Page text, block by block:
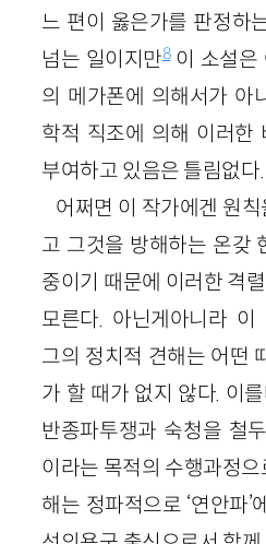
느 편이 옳은가를 판정하
넘는 일이지만8이 소설은
의 메가폰에 의해서가 아
학적 직조에 의해 이러한
부여하고 있음은 틀림없다.
어쩌면 이 작가에겐 원칙
고 그것을 방해하는 온갖
중이기 때문에 이러한 격
모른다. 아닌게아니라 이
그의 정치적 견해는 어떤
가 할 때가 없지 않다. 이
반종파투쟁과 숙청을 철
이라는 목적의 수행과정
해는 정파적으로 ‘연안파